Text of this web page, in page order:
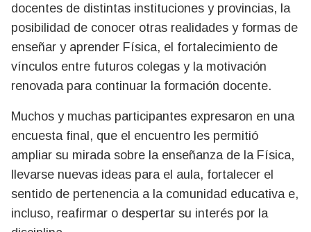
docentes de distintas instituciones y provincias, la
posibilidad de conocer otras realidades y formas de
enseñar y aprender Física, el fortalecimiento de
vínculos entre futuros colegas y la motivación
renovada para continuar la formación docente.
Muchos y muchas participantes expresaron en una
encuesta final, que el encuentro les permitió
ampliar su mirada sobre la enseñanza de la Física,
llevarse nuevas ideas para el aula, fortalecer el
sentido de pertenencia a la comunidad educativa e,
incluso, reafirmar o despertar su interés por la